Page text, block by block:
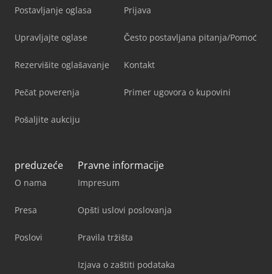
Postavljanje oglasa
Upravljajte oglase
Rezervišite oglašavanje
Pečat poverenja
Pošaljite aukciju
Prijava
Često postavljana pitanja/Pomoć
Kontakt
Primer ugovora o kupovini
preduzeće
O nama
Presa
Poslovi
Pravne informacije
Impresum
Opšti uslovi poslovanja
Pravila tržišta
Izjava o zaštiti podataka